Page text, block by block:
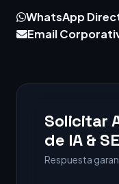
WhatsApp
Email
Solicitar
de IA &
Respuesta